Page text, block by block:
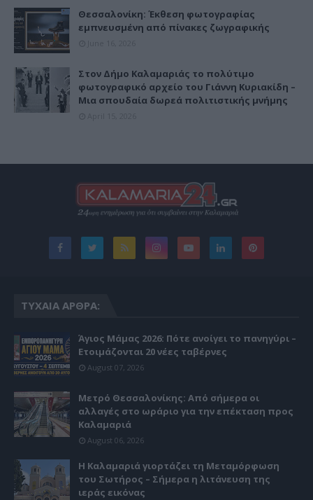
Θεσσαλονίκη: Έκθεση φωτογραφίας
εμπνευσμένη από πίνακες ζωγραφικής
Στον Δήμο Καλαμαριάς το πολύτιμο
φωτογραφικό αρχείο του Γιάννη Κυριακίδη –
Μια σπουδαία δωρεά πολιτιστικής μνήμης
ΤΥΧΑΊΑ ΆΡΘΡΑ:
Άγιος Μάμας 2026: Πότε ανοίγει το πανηγύρι –
Ετοιμάζονται 20 νέες ταβέρνες
August 07, 2026
Μετρό Θεσσαλονίκης: Από σήμερα οι
αλλαγές στο ωράριο για την επέκταση προς
Καλαμαριά
August 06, 2026
Η Καλαμαριά γιορτάζει τη Μεταμόρφωση
του Σωτήρος – Σήμερα η λιτάνευση της
ιεράς εικόνας